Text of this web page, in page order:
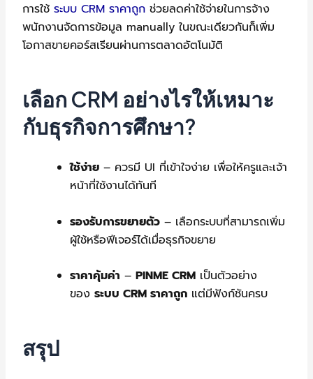
การใช้ระบบ CRM ราคาถูก ช่วยลดค่าใช้จ่ายในการจ้าง
พนักงานจัดการข้อมูล manually ในขณะเดียวกันก็เพิ่ม
โอกาสขายคอร์สเรียนผ่านการตลาดอัตโนมัติ
เลือก CRM อย่างไรให้เหมาะ
กับธุรกิจการศึกษา?
ใช้ง่าย – ควรมี UI ที่เข้าใจง่าย เพื่อให้ครูและเจ้า
หน้าที่ใช้งานได้ทันที
รองรับการขยายตัว – เลือกระบบที่สามารถเพิ่ม
ผู้ใช้หรือฟีเจอร์ได้เมื่อธุรกิจขยาย
ราคาคุ้มค่า –PINME CRM เป็นตัวอย่าง
ของระบบ CRM ราคาถูก แต่มีฟังก์ชันครบ
สรุป